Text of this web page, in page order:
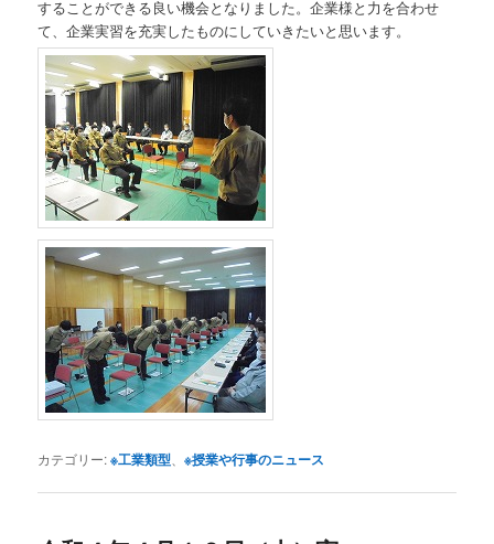
することができる良い機会となりました。企業様と力を合わせ
て、企業実習を充実したものにしていきたいと思います。
カテゴリー:※工業類型 、※授業や行事のニュース